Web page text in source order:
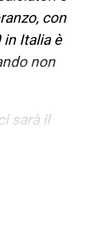
con
in Italia è
non
sarà il